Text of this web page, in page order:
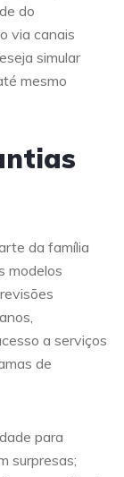
do
via canais
simular
mesmo
da família
modelos
a serviços
de
para
surpresas;